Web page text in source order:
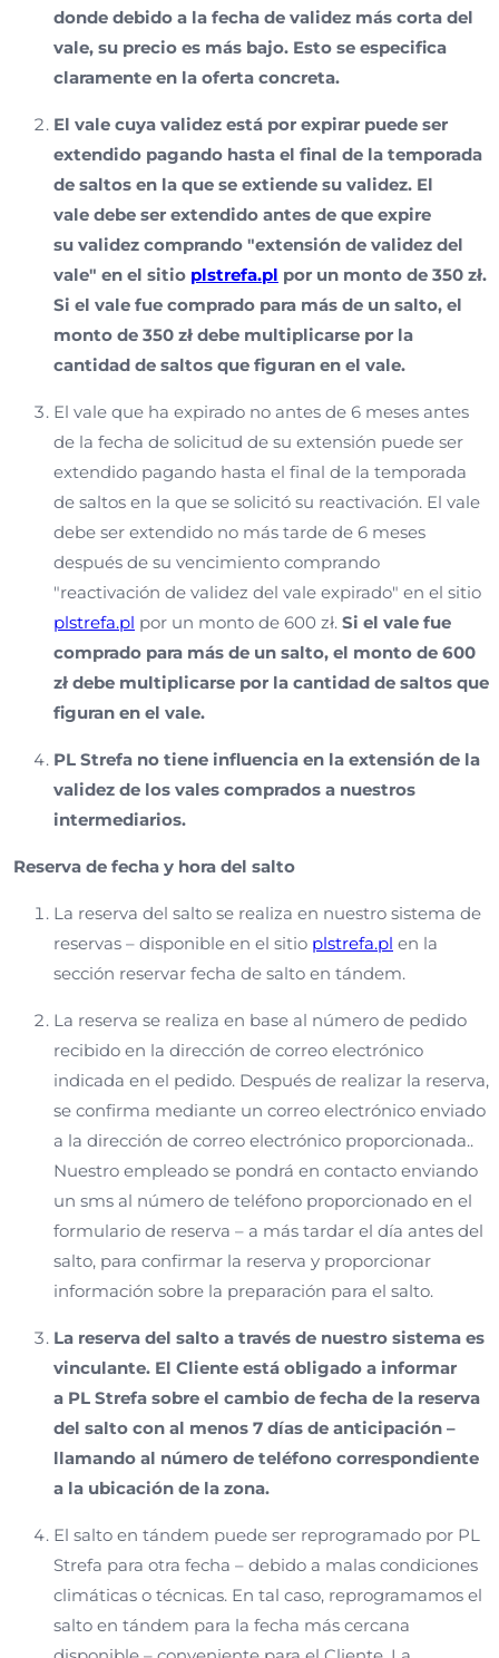
donde debido a la fecha de validez más corta del
vale, su precio es más bajo. Esto se especifica
claramente en la oferta concreta.
El vale cuya validez está por expirar puede ser
extendido pagando hasta el final de la temporada
de saltos en la que se extiende su validez. El
vale debe ser extendido antes de que expire
su validez comprando "extensión de validez del
vale" en el sitio plstrefa.pl por un monto de 350 zł.
Si el vale fue comprado para más de un salto, el
monto de 350 zł debe multiplicarse por la
cantidad de saltos que figuran en el vale.
El vale que ha expirado no antes de 6 meses antes
de la fecha de solicitud de su extensión puede ser
extendido pagando hasta el final de la temporada
de saltos en la que se solicitó su reactivación. El vale
debe ser extendido no más tarde de 6 meses
después de su vencimiento comprando
"reactivación de validez del vale expirado" en el sitio
plstrefa.pl por un monto de 600 zł. Si el vale fue
comprado para más de un salto, el monto de 600
zł debe multiplicarse por la cantidad de saltos que
figuran en el vale.
PL Strefa no tiene influencia en la extensión de la
validez de los vales comprados a nuestros
intermediarios.
Reserva de fecha y hora del salto
La reserva del salto se realiza en nuestro sistema de
reservas – disponible en el sitio plstrefa.pl en la
sección reservar fecha de salto en tándem.
La reserva se realiza en base al número de pedido
recibido en la dirección de correo electrónico
indicada en el pedido. Después de realizar la reserva,
se confirma mediante un correo electrónico enviado
a la dirección de correo electrónico proporcionada..
Nuestro empleado se pondrá en contacto enviando
un sms al número de teléfono proporcionado en el
formulario de reserva – a más tardar el día antes del
salto, para confirmar la reserva y proporcionar
información sobre la preparación para el salto.
La reserva del salto a través de nuestro sistema es
vinculante. El Cliente está obligado a informar
a PL Strefa sobre el cambio de fecha de la reserva
del salto con al menos 7 días de anticipación –
llamando al número de teléfono correspondiente
a la ubicación de la zona.
El salto en tándem puede ser reprogramado por PL
Strefa para otra fecha – debido a malas condiciones
climáticas o técnicas. En tal caso, reprogramamos el
salto en tándem para la fecha más cercana